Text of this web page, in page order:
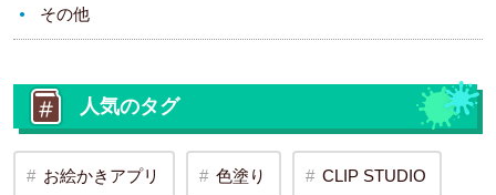
その他
人気のタグ
お絵かきアプリ 色塗り CLIP STUDIO